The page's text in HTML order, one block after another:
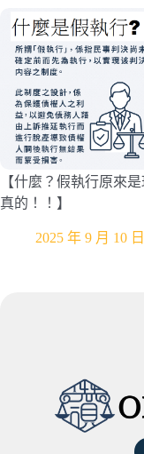
【什麼？假執行原來
真的！！】
2025 年 9 月 10 日